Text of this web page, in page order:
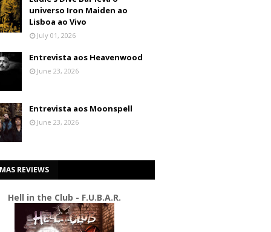
universo Iron Maiden ao
Lisboa ao Vivo
July 01, 2026
Entrevista aos Heavenwood
June 23, 2026
Entrevista aos Moonspell
June 23, 2026
REVIEWS
Hell in the Club - F.U.B.A.R.